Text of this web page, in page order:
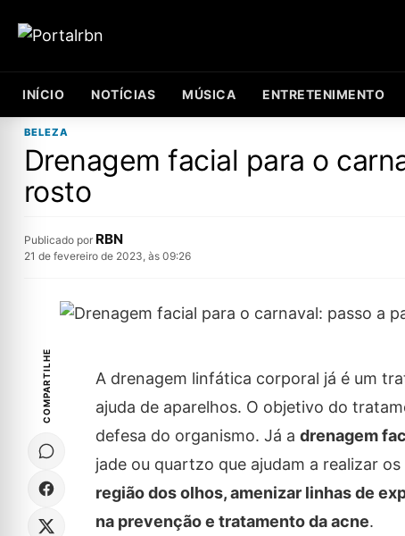
INÍCIO NOTÍCIAS MÚSICA ENTRETENIMENTO
BELEZA
Drenagem facial para o
rosto
Publicado por RBN
21 de fevereiro de 2023, às 09:26
COMPARTILHE
A drenagem linfática corporal já é um
ajuda de aparelhos. O objetivo do
defesa do organismo. Já a drenagem
jade ou quartzo que ajudam a realizar
região dos olhos, amenizar linhas de
na prevenção e tratamento da acne.